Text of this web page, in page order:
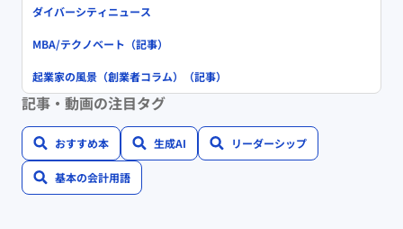
ダイバーシティニュース
MBA/テクノベート（記事）
起業家の風景（創業者コラム）（記事）
記事・動画の注目タグ
おすすめ本 生成AI リーダーシップ
基本の会計用語